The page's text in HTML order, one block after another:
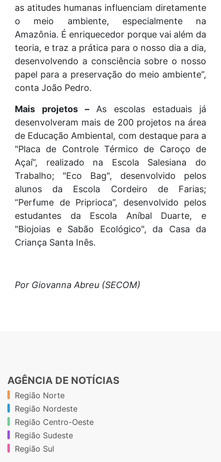
as atitudes humanas influenciam diretamente
o meio ambiente, especialmente na
Amazônia. É enriquecedor porque vai além da
teoria, e traz a prática para o nosso dia a dia,
desenvolvendo a consciência sobre o nosso
papel para a preservação do meio ambiente”,
conta João Pedro.
Mais projetos – As escolas estaduais já
desenvolveram mais de 200 projetos na área
de Educação Ambiental, com destaque para a
"Placa de Controle Térmico de Caroço de
Açaí”, realizado na Escola Salesiana do
Trabalho; "Eco Bag", desenvolvido pelos
alunos da Escola Cordeiro de Farias;
“Perfume de Priprioca”, desenvolvido pelos
estudantes da Escola Aníbal Duarte, e
"Biojoias e Sabão Ecológico", da Casa da
Criança Santa Inês.
Por Giovanna Abreu (SECOM)
AGÊNCIA DE NOTÍCIAS
Região Norte
Região Nordeste
Região Centro-Oeste
Região Sudeste
Região Sul